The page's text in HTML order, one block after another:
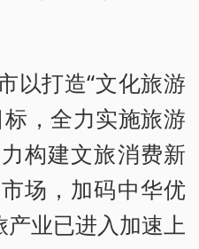
以打造“文化旅游
，全力实施旅游
构建文旅消费新
场，加码中华优
产业已进入加速上